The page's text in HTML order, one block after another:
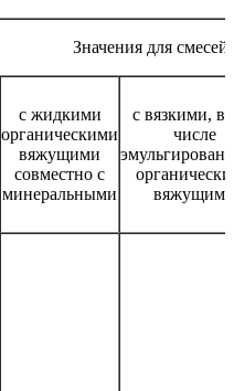
Значения для смесей
с жидкими
органическими
вяжущими
совместно с
минеральными
с вязкими, в
числе
вяжущими